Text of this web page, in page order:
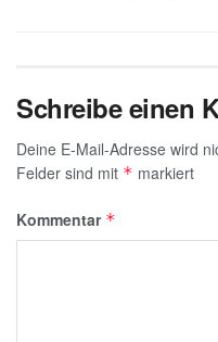
Schreibe einen
Deine E-Mail-Adresse wird
Felder sind mit * markiert
Kommentar *